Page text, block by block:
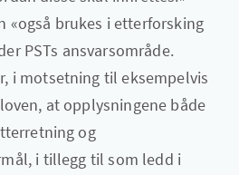
«også brukes i etterforsking
PSTs ansvarsområde.
i motsetning til eksempelvis
at opplysningene både
og
i tillegg til som ledd i